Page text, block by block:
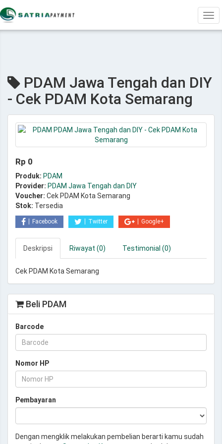
PDAM Jawa Tengah dan DIY
- Cek PDAM Kota Semarang
Rp 0
Produk: PDAM
Provider: PDAM Jawa Tengah dan DIY
Voucher: Cek PDAM Kota Semarang
Stok: Tersedia
Facebook Twitter Google+
Deskripsi Riwayat (0) Testimonial (0)
Cek PDAM Kota Semarang
Beli PDAM
Barcode
Nomor HP
Pembayaran
Dengan mengklik melakukan pembelian berarti kamu sudah